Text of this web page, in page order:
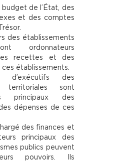
de l’État, des
et des comptes
des établissements
ordonnateurs
recettes et des
établissements.
d’exécutifs des
territoriales sont
principaux des
dépenses de ces
des finances et
principaux des
publics peuvent
pouvoirs. Ils